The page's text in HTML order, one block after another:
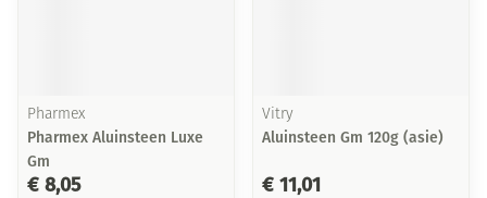
Pharmex
Pharmex Aluinsteen Luxe
Gm
€ 8,05
Vitry
Aluinsteen Gm 120g (asie)
€ 11,01